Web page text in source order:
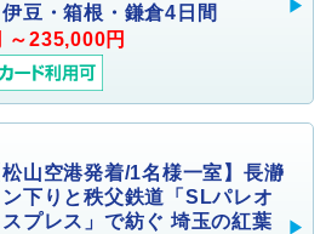
豆・箱根・鎌倉4日間
～235,000円
山空港発着/1名様一室】長瀞
ン下りと秩父鉄道「SLパレオ
スプレス」で紡ぐ 埼玉の紅葉